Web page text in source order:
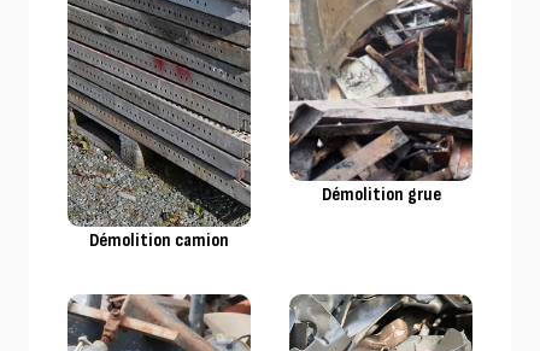
Démolition camion
Démolition grue